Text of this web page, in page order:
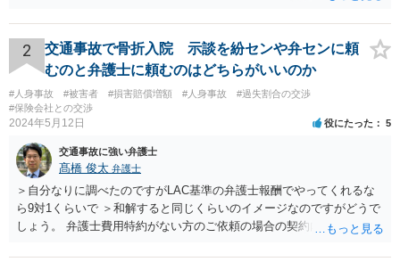
とは異なるものです。 今回の事故で、ご質問者様は、相手方を処罰し
たいということで、ご自身の怪我とお子さんの怪我について、過失傷
害として、告訴状を警察に出したものと思います。それであれば、相
手方については処罰されます。 他方で、怪我のない相手方は、自らの
怪我についての告訴については、相手方がご質問者様に対してするこ
とはできません。また、お子さんやご質問者様の怪我についての告訴
害者の法定代理人（お子さんの親権者）だからです。 そうすると、ご
質問者様の事件（お子さんに対する過失傷害罪）も検察に送致される
というのはちょっと疑問が湧くところです。 というのも、お子さんや
ご質問者様あるいは他の親権者様が、ご質問者様を処罰するためにわ
ざわざ告訴状を出すのか？という疑問があるためです。 どういう理由
の交通違反で送致ということ（例えば信号無視など）が想定されます
2
交通事故で骨折入院 示談を紛センや弁センに頼
むのと弁護士に頼むのはどちらがいいのか
#人身事故 #被害者 #損害賠償増額 #人身事故
#過失割合の交渉
#保険会社との交渉
2024年5月12日 役にたった 5
交通事故に強い弁護士
髙橋 俊太 弁護士
＞自分なりに調べたのですがLAC基準の弁護士報酬でやってくれるな
ら9対1くらいで ＞和解すると同じくらいのイメージなのですがどうで
しょう。 弁護士費用特約がない方のご依頼の場合の契約内容などは各
ンで最初から10対0を主張したり期待するのは難しいのでしょうか。